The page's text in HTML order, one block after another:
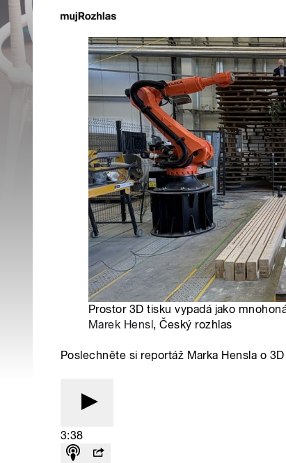
Prostor 3D tisku vypadá jako
Marek Hensl, Český rozhlas
Poslechněte si reportáž Marka Hensla o
3:38